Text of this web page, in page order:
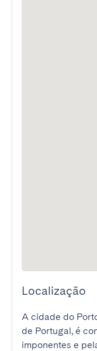
Localização
A cidade do
de Portugal, é
imponentes e